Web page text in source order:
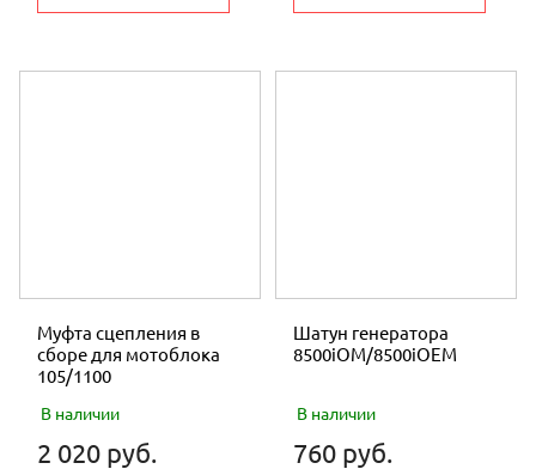
Муфта сцепления в
сборе для мотоблока
105/1100
В наличии
2 020 руб.
Шатун генератора
8500iOM/8500iOEM
В наличии
760 руб.